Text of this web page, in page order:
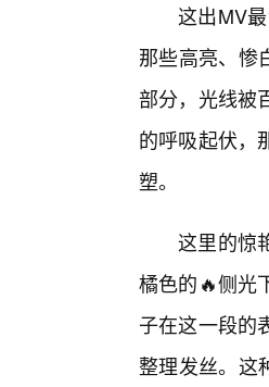
这出MV
那些高亮、惨
部分，光线被
的呼吸起伏，
塑。
这里的惊
橘色的🔥侧光
子在这一段的
整理发丝。这